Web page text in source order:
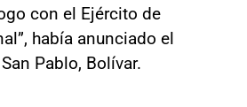
con el Ejército de
había anunciado el
Pablo, Bolívar.